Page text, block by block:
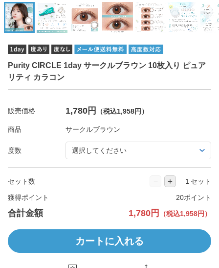
Purity CIRCLE 1day サークルブラウン 10枚入り ピュア
リティ カラコン
販売価格 1,780円 （税込1,958円）
商品
度数
セット数 − ＋ セット
獲得ポイント 20ポイント
合計金額 1,780円 （税込1,958円）
カートに入れる